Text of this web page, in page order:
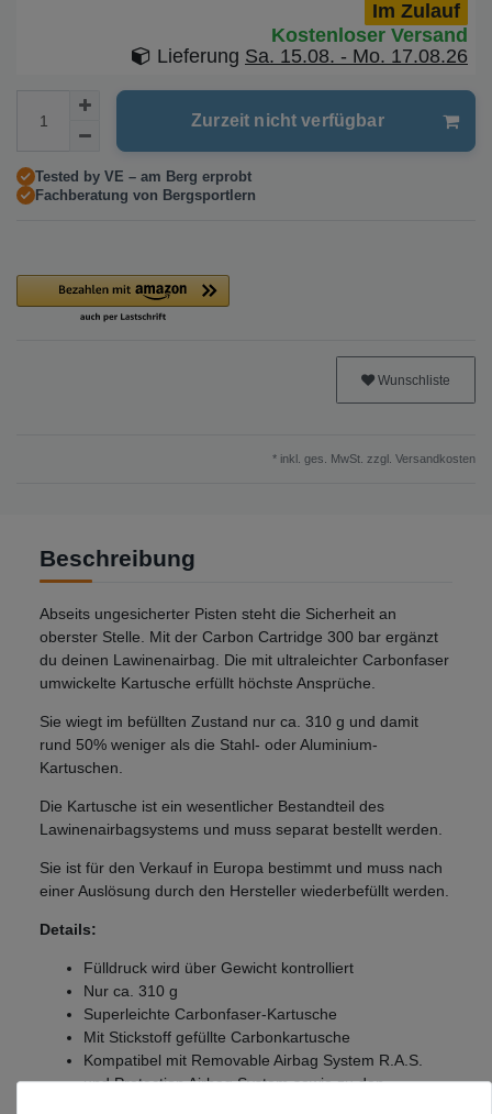
Im Zulauf
Kostenloser Versand
Lieferung Sa. 15.08. - Mo. 17.08.26
Zurzeit nicht verfügbar
Tested by VE – am Berg erprobt
Fachberatung von Bergsportlern
Wunschliste
* inkl. ges. MwSt. zzgl. Versandkosten
Beschreibung
Abseits ungesicherter Pisten steht die Sicherheit an
oberster Stelle. Mit der Carbon Cartridge 300 bar ergänzt
du deinen Lawinenairbag. Die mit ultraleichter Carbonfaser
umwickelte Kartusche erfüllt höchste Ansprüche.
Sie wiegt im befüllten Zustand nur ca. 310 g und damit
rund 50% weniger als die Stahl- oder Aluminium-
Kartuschen.
Die Kartusche ist ein wesentlicher Bestandteil des
Lawinenairbagsystems und muss separat bestellt werden.
Sie ist für den Verkauf in Europa bestimmt und muss nach
einer Auslösung durch den Hersteller wiederbefüllt werden.
Details:
Fülldruck wird über Gewicht kontrolliert
Nur ca. 310 g
Superleichte Carbonfaser-Kartusche
Mit Stickstoff gefüllte Carbonkartusche
Kompatibel mit Removable Airbag System R.A.S.
und Protection Airbag System sowie zu den